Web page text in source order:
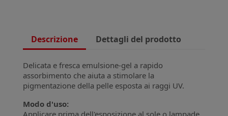
Descrizione Dettagli del prodotto
Delicata e fresca emulsione-gel a rapido
assorbimento che aiuta a stimolare la
pigmentazione della pelle esposta ai raggi UV.
Modo d'uso: